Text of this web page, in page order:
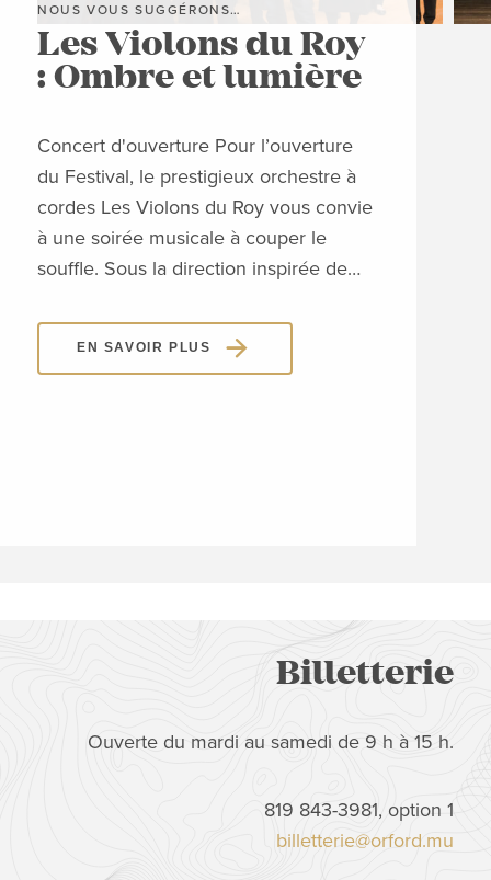
NOUS VOUS SUGGÉRONS…
Les Violons du Roy
: Ombre et lumière
Concert d'ouverture Pour l’ouverture
du Festival, le prestigieux orchestre à
cordes Les Violons du Roy vous convie
à une soirée musicale à couper le
souffle. Sous la direction inspirée de…
EN SAVOIR PLUS
Billetterie
Ouverte du mardi au samedi de 9 h à 15 h.
819 843-3981, option 1
billetterie@orford.mu